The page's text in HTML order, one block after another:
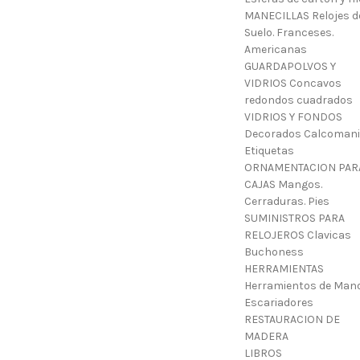
MANECILLAS Relojes
Suelo. Franceses.
Americanas
GUARDAPOLVOS Y
VIDRIOS Concavos
redondos cuadrados
VIDRIOS Y FONDOS
Decorados
Etiquetas
ORNAMENTACION
CAJAS Mangos.
Cerraduras. Pies
SUMINISTROS PARA
RELOJEROS Clavicas
Buchoness
HERRAMIENTAS
Herramientos de
Escariadores
RESTAURACION DE
MADERA
LIBROS